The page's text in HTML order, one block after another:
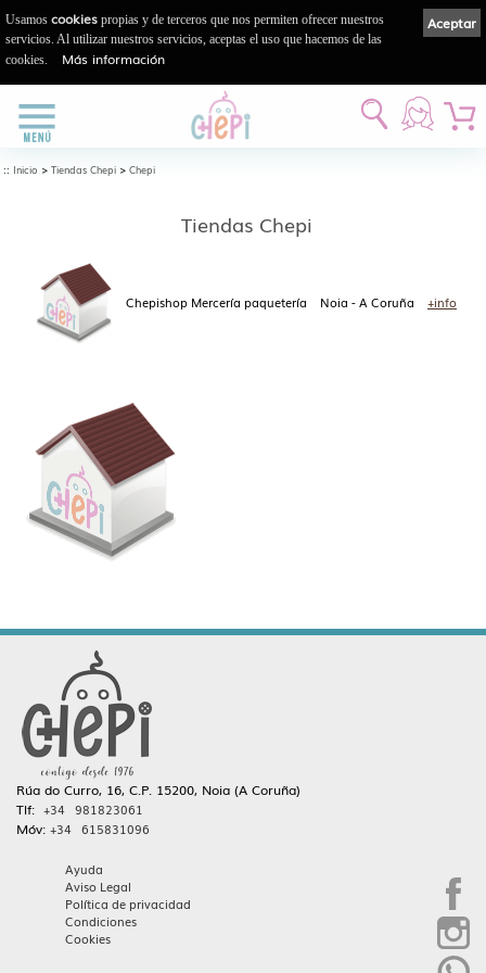
:: Inicio > Tiendas Chepi > Chepi
Tiendas Chepi
Chepishop Mercería paquetería Noia - A Coruña +info
Rúa do Curro, 16, C.P. 15200, Noia (A Coruña)
Tlf: +34 981823061
Móv: +34 615831096
Ayuda
Aviso Legal
Política de privacidad
Condiciones
Cookies
Aceptar
Usamos cookies propias y de terceros que nos permiten ofrecer nuestros
servicios. Al utilizar nuestros servicios, aceptas el uso que hacemos de las
cookies.
Más información